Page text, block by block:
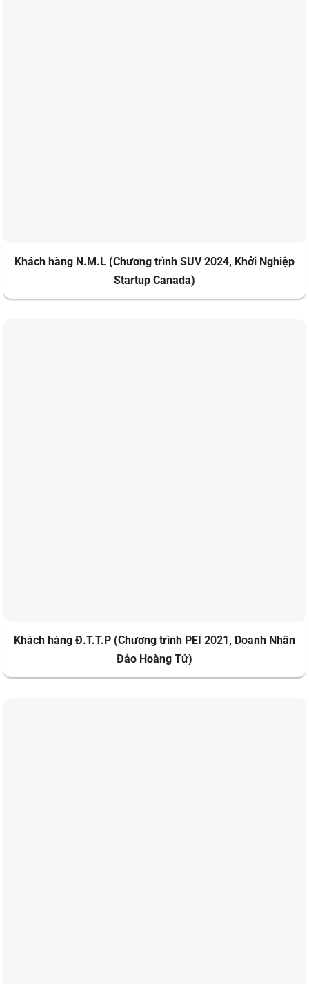
Khách hàng N.M.L (Chương trình SUV 2024, Khởi Nghiệp
Startup Canada)
Khách hàng Đ.T.T.P (Chương trình PEI 2021, Doanh Nhân
Đảo Hoàng Tử)